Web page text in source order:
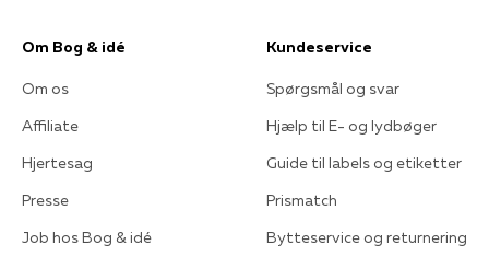
Om Bog & idé
Om os
Affiliate
Hjertesag
Presse
Job hos Bog & idé
Kundeservice
Spørgsmål og svar
Hjælp til E- og lydbøger
Guide til labels og etiketter
Prismatch
Bytteservice og returnering